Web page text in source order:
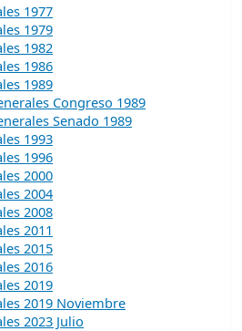
1977
1979
1982
1986
1989
Congreso 1989
Senado 1989
1993
1996
2000
2004
2008
2011
2015
2016
2019
2019 Noviembre
2023 Julio